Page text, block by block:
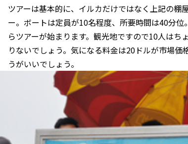
ツアーは基本的に、イルカだけではなく上記の棚
ー。ボートは定員が10名程度、所要時間は40分
らツアーが始まります。観光地ですので10人は
りないでしょう。気になる料金は20ドルが市場
うがいいでしょう。